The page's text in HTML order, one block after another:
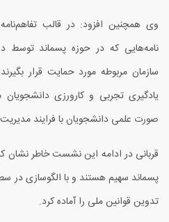
وی همچنین افزود: در قالب
نامه‌هایی که در حوزه پسماند توسط
سازمان مربوطه مورد حمایت قرار
یادگیری تجربی و کارورزی
صورت علمی دانشجویان با فرایند
قربانی در ادامه این نشست خاطر نشان
پسماند سهیم هستند و با الگوسازی در
تدوین قوانین ملی را آماده کرد.